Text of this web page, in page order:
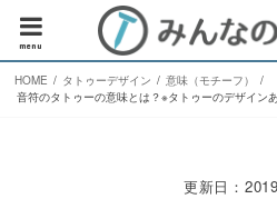
menu
HOME タトゥーデザイン
意味（モチーフ）
音符のタトゥーの意味とは？※タトゥーのデザイン
更新日：